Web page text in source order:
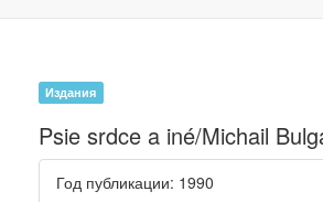
Издания
Psie srdce a iné/Michail
Год публикации: 1990